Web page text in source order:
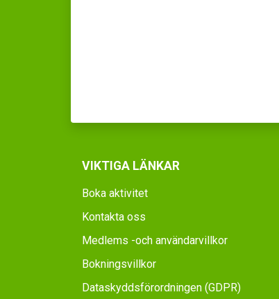
VIKTIGA LÄNKAR
Boka aktivitet
Kontakta oss
Medlems -och användarvillkor
Bokningsvillkor
Dataskyddsförordningen (GDPR)